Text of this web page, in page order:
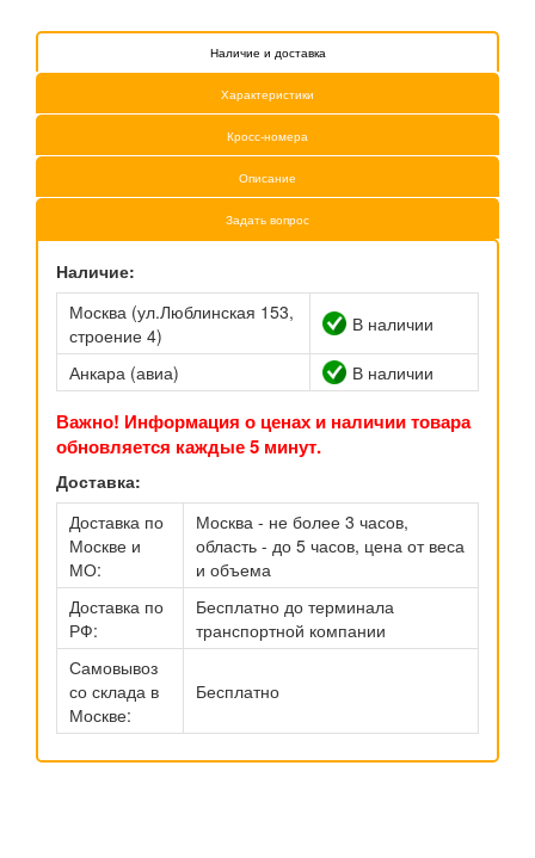
Наличие и доставка
Характеристики
Кросс-номера
Описание
Задать вопрос
Наличие:
Москва (ул.Люблинская 153,
строение 4)
В наличии
Анкара (авиа) В наличии
Важно! Информация о ценах и наличии товара
обновляется каждые 5 минут.
Доставка:
Доставка по
Москве и
МО:
Москва - не более 3 часов,
область - до 5 часов, цена от веса
и объема
Доставка по
РФ:
Бесплатно до терминала
транспортной компании
Самовывоз
со склада в
Москве:
Бесплатно